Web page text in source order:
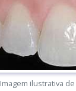
Imagem ilustrativa